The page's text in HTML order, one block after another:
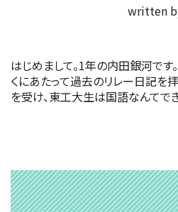
written
はじめまして。1年の内田銀河で
くにあたって過去のリレー日記を
を受け、東工大生は国語なんてで